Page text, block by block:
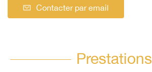
Contacter par email
Prestations